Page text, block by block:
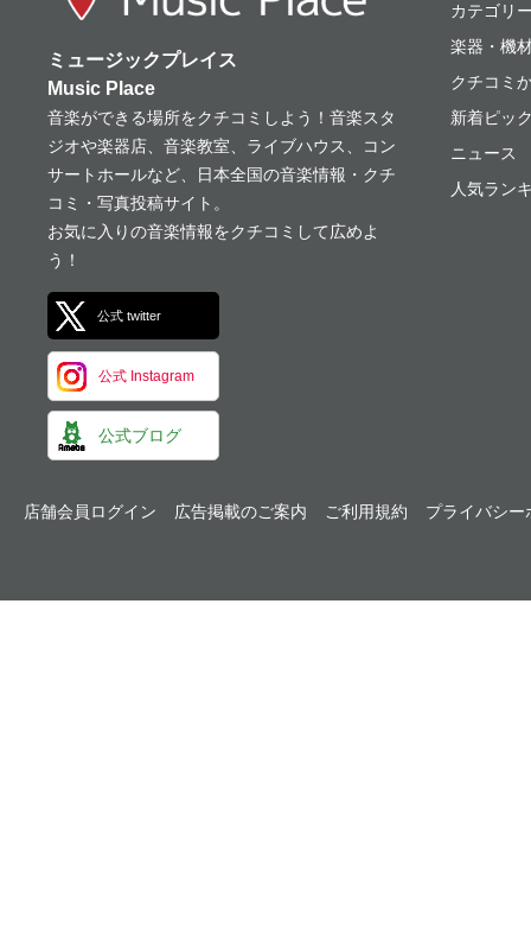
ミュージックプレイス
Music Place
音楽ができる場所をクチコミしよう！音楽スタ
ジオや楽器店、音楽教室、ライブハウス、コン
サートホールなど、日本全国の音楽情報・クチ
コミ・写真投稿サイト。
お気に入りの音楽情報をクチコミして広めよ
う！
公式 twitter
公式 Instagram
公式ブログ
カテゴリ
楽器・機
クチコミ
新着ピッ
ニュース
人気ラン
店舗会員ログイン 広告掲載のご案内 ご利用規約 プライバシー